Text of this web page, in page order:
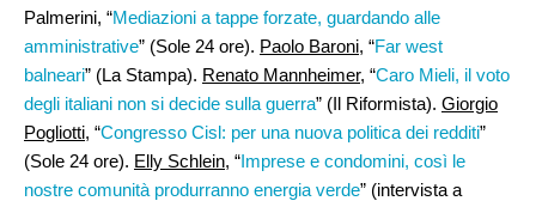
Palmerini, “Mediazioni a tappe forzate, guardando alle
amministrative” (Sole 24 ore). Paolo Baroni, “Far west
balneari” (La Stampa). Renato Mannheimer, “Caro Mieli, il voto
degli italiani non si decide sulla guerra” (Il Riformista). Giorgio
Pogliotti, “Congresso Cisl: per una nuova politica dei redditi”
(Sole 24 ore). Elly Schlein, “Imprese e condomini, così le
nostre comunità produrranno energia verde” (intervista a